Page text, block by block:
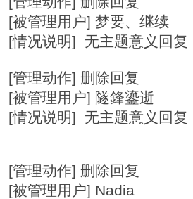
[被管理用户] 梦要、继续
[情况说明] 无主题意义回复
[管理动作] 删除回复
[被管理用户] 隧鋒鎏逝
[情况说明] 无主题意义回复
[管理动作] 删除回复
[被管理用户] Nadia